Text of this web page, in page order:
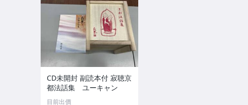
CD未開封 副読本付 寂聴京
都法話集 ユーキャン
目前出價